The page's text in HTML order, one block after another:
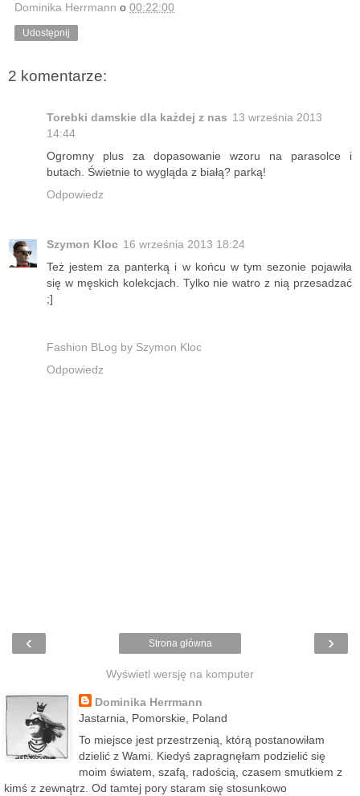
Dominika Herrmann o 00:22:00
Udostępnij
2 komentarze:
Torebki damskie dla każdej z nas 13 września 2013
14:44
Ogromny plus za dopasowanie wzoru na parasolce i
butach. Świetnie to wygląda z białą? parką!
Odpowiedz
Szymon Kloc 16 września 2013 18:24
Też jestem za panterką i w końcu w tym sezonie pojawiła
się w męskich kolekcjach. Tylko nie watro z nią przesadzać
;]
Fashion BLog by Szymon Kloc
Odpowiedz
‹ ›
Strona główna
Wyświetl wersję na komputer
Dominika Herrmann
Jastarnia, Pomorskie, Poland
To miejsce jest przestrzenią, którą postanowiłam
dzielić z Wami. Kiedyś zapragnęłam podzielić się
moim światem, szafą, radością, czasem smutkiem z
kimś z zewnątrz. Od tamtej pory staram się stosunkowo